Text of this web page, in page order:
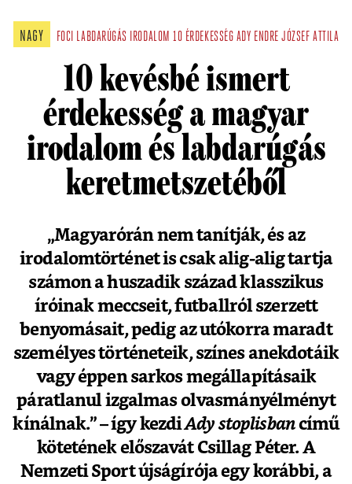
NAGY FOCI LABDARÚGÁS IRODALOM 10 ÉRDEKESSÉG ADY ENDRE JÓZSEF ATTILA
10 kevésbé ismert
érdekesség a magyar
irodalom és labdarúgás
keretmetszetéből
„Magyarórán nem tanítják, és az
irodalomtörténet is csak alig-alig tartja
számon a huszadik század klasszikus
íróinak meccseit, futballról szerzett
benyomásait, pedig az utókorra maradt
személyes történeteik, színes anekdotáik
vagy éppen sarkos megállapításaik
páratlanul izgalmas olvasmányélményt
kínálnak.” – így kezdiAdy stoplisbancímű
kötetének előszavát Csillag Péter. A
Nemzeti Sport újságírója egy korábbi, a